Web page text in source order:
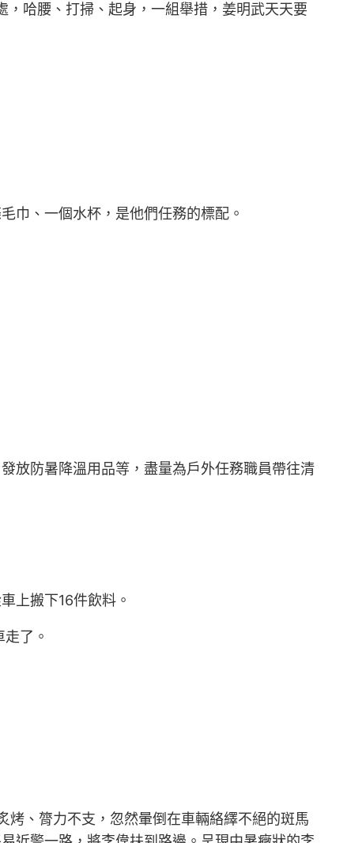
哈腰、打掃、起身，一組舉措，姜明武天天要
巾、一個水杯，是他們任務的標配。
放防暑降溫用品等，盡量為戶外任務職員帶往清
上搬下16件飲料。
了。
、膂力不支，忽然暈倒在車輛絡繹不絕的斑馬